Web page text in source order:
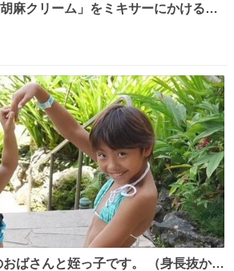
麻クリーム」をミキサーにかけるだ
ーができます！ バナナの甘み
相性◎なので、ぜひ試してみてくだ